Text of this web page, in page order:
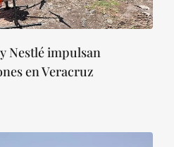
Nestlé impulsan
en Veracruz